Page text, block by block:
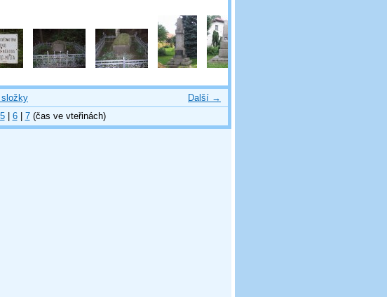
Další →
složky
5| 6| 7(čas ve vteřinách)